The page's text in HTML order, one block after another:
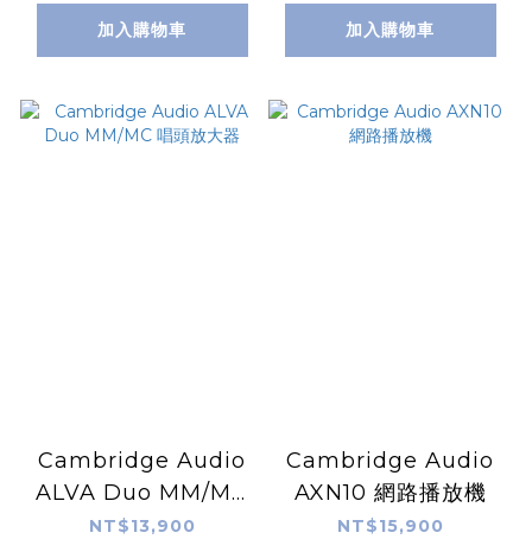
加入購物車 加入購物車
Cambridge Audio
ALVA Duo MM/MC
唱頭放大器
NT$13,900
Cambridge Audio
AXN10 網路播放機
NT$15,900